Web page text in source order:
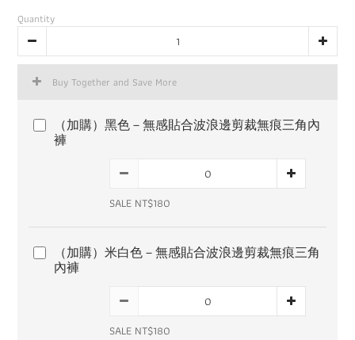
Quantity
Buy Together and Save More
（加購）黑色－無感貼合波浪邊剪裁無痕三角內
褲
SALE NT$180
（加購）米白色－無感貼合波浪邊剪裁無痕三角
內褲
SALE NT$180